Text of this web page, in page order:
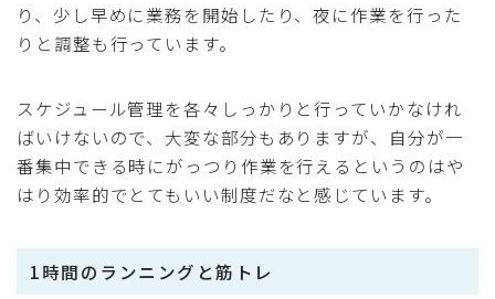
り、少し早めに業務を開始したり、夜に作業を行った
りと調整も行っています。
スケジュール管理を各々しっかりと行っていかなけれ
ばいけないので、大変な部分もありますが、自分が一
番集中できる時にがっつり作業を行えるというのはや
はり効率的でとてもいい制度だなと感じています。
1時間のランニングと筋トレ